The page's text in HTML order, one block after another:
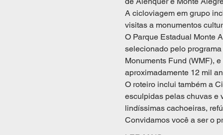
A cicloviagem em grupo
visitas a monumentos
O Parque Estadual Monte
selecionado pelo
Monuments Fund (WMF),
aproximadamente 12 mil
O roteiro inclui também a
esculpidas pelas chuvas e
lindíssimas cachoeiras,
Convidamos você a ser o